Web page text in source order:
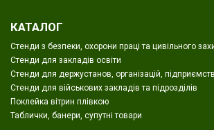
КАТАЛОГ
Стенди з безпеки, охорони праці та цивільного
Стенди для закладів освіти
Стенди для держустанов, організацій, підприємств
Стенди для військових закладів та підрозділів
Поклейка вітрин плівкою
Таблички, банери, супутні товари